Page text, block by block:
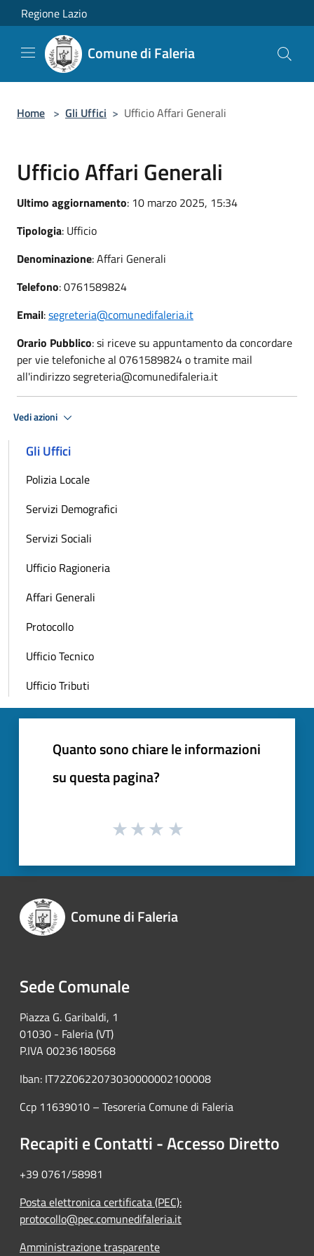
Salta al contenuto principale
Regione Lazio
Comune di Faleria
Home > Gli Uffici > Ufficio Affari Generali
Ufficio Affari Generali
Ultimo aggiornamento: 10 marzo 2025, 15:34
Tipologia: Ufficio
Denominazione: Affari Generali
Telefono: 0761589824
Email:segreteria@comunedifaleria.it
Orario Pubblico: si riceve su appuntamento da concordare
per vie telefoniche al 0761589824 o tramite mail
all'indirizzo segreteria@comunedifaleria.it
Vedi azioni
Gli Uffici
Polizia Locale
Servizi Demografici
Servizi Sociali
Ufficio Ragioneria
Affari Generali
Protocollo
Ufficio Tecnico
Ufficio Tributi
Quanto sono chiare le informazioni
su questa pagina?
Comune di Faleria
Sede Comunale
Piazza G. Garibaldi, 1
01030 - Faleria (VT)
P.IVA 00236180568
Iban: IT72Z0622073030000002100008
Ccp 11639010 – Tesoreria Comune di Faleria
Recapiti e Contatti - Accesso Diretto
+39 0761/58981
Posta elettronica certificata (PEC):
protocollo@pec.comunedifaleria.it
Amministrazione trasparente